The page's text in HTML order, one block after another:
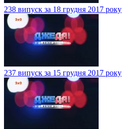
238 випуск за 18 грудня 2017 року
237 випуск за 15 грудня 2017 року